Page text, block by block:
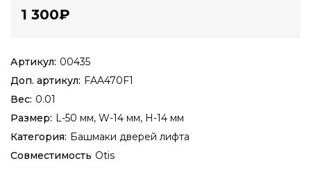
1 300₽
Артикул: 00435
Доп. артикул: FAA470F1
Вес: 0.01
Размер: L-50 мм, W-14 мм, H-14 мм
Категория: Башмаки дверей лифта
Совместимость Otis